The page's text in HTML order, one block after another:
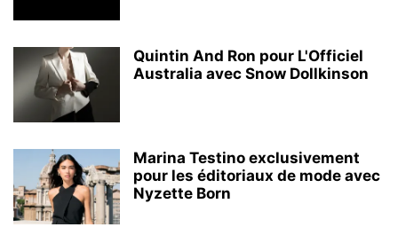
Quintin And Ron pour L'Officiel
Australia avec Snow Dollkinson
Marina Testino exclusivement
pour les éditoriaux de mode avec
Nyzette Born